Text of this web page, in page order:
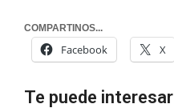
COMPARTINOS...
Facebook X
Te puede interesar